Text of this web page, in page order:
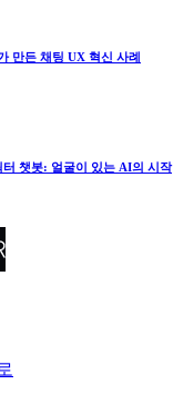
만든 채팅 UX 혁신 사례
챗봇: 얼굴이 있는 AI의 시작